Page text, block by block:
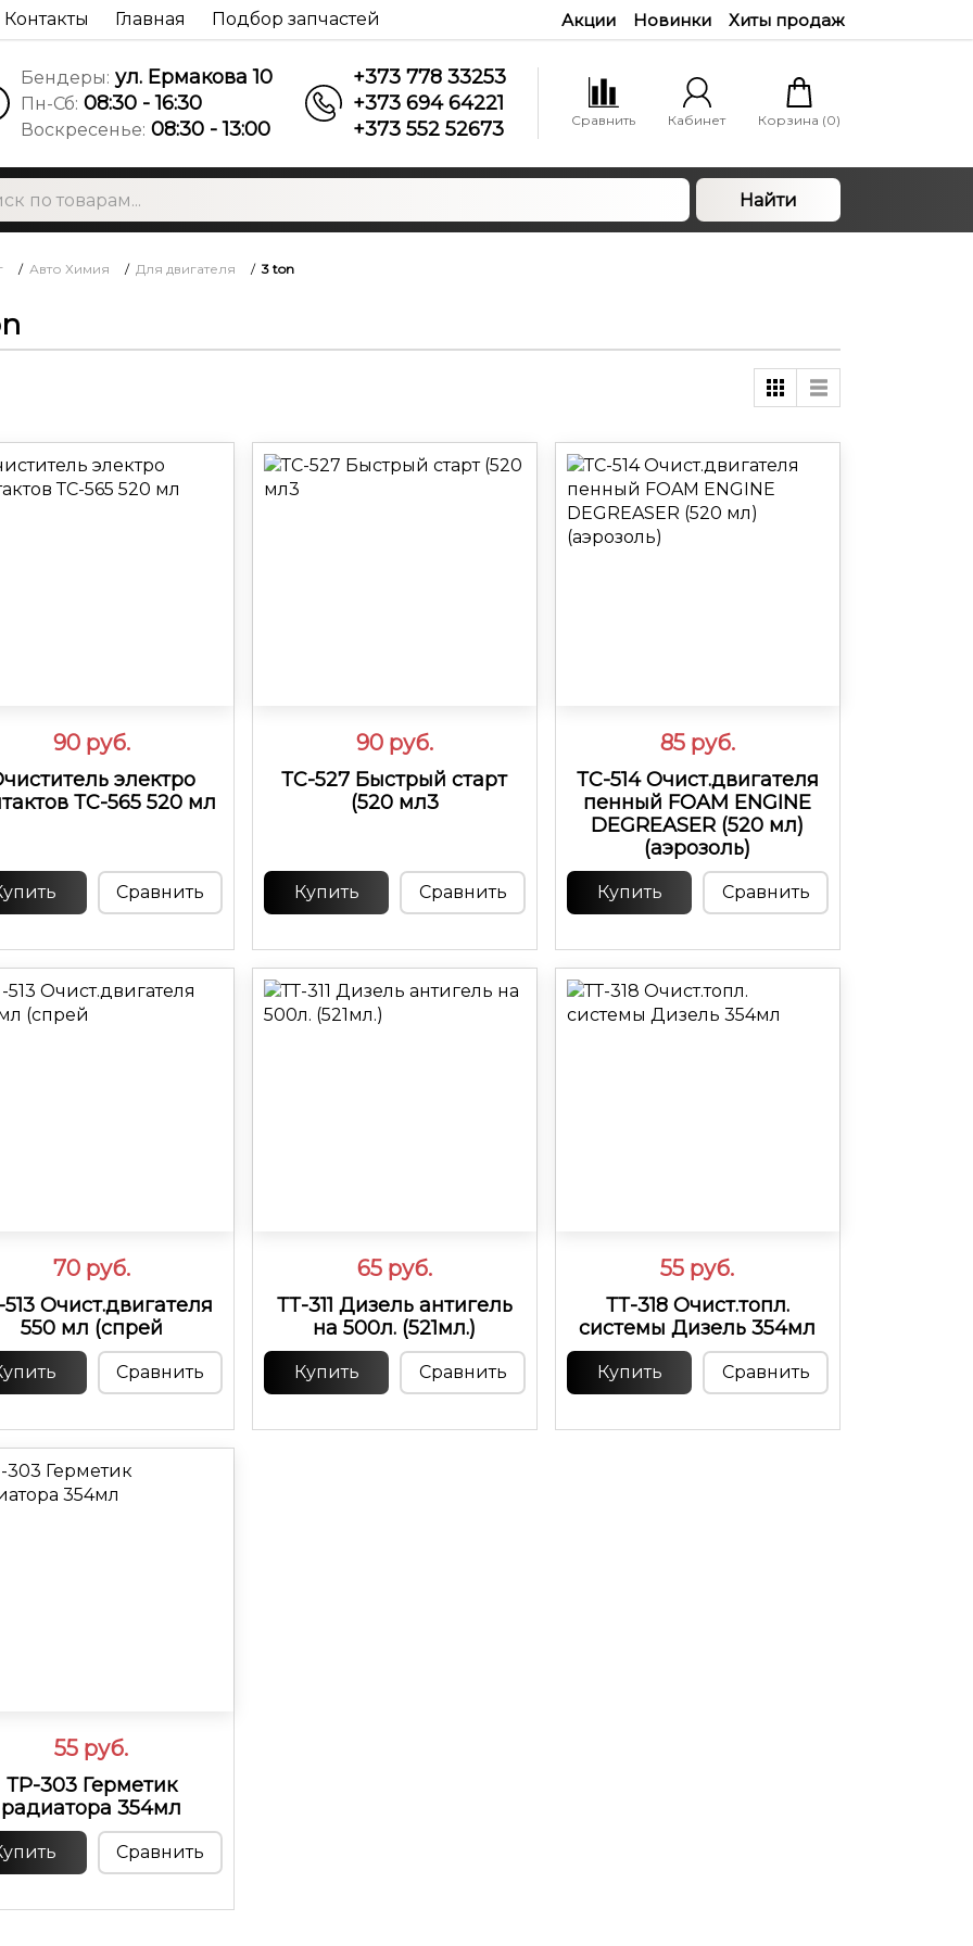
Контакты Главная Подбор запчастей Акции Новинки Хиты продаж
Бендеры: ул. Ермакова 10
Пн-Сб: 08:30 - 16:30
Воскресенье: 08:30 - 13:00
+373 778 33253
+373 694 64221
+373 552 52673
Сравнить Кабинет Корзина (0)
Найти
/ Авто Химия / Для двигателя / 3 ton
90 руб.
электро
ТС-565 520 мл
Сравнить
90 руб.
ТС-527 Быстрый старт
(520 мл3
Купить Сравнить
85 руб.
ТС-514 Очист.двигателя
пенный FOAM ENGINE
DEGREASER (520 мл)
(аэрозоль)
Купить Сравнить
70 руб.
Очист.двигателя
550 мл (спрей
Сравнить
65 руб.
ТТ-311 Дизель антигель
на 500л. (521мл.)
Купить Сравнить
55 руб.
ТТ-318 Очист.топл.
системы Дизель 354мл
Купить Сравнить
55 руб.
ТР-303 Герметик
радиатора 354мл
Сравнить